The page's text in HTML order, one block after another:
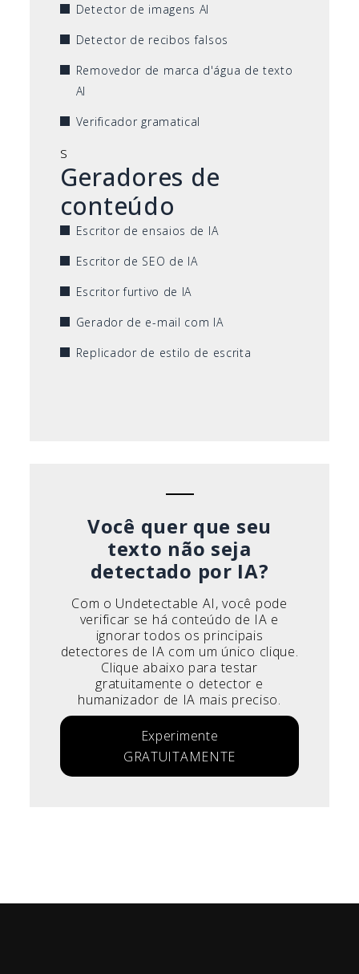
Detector de imagens AI
Detector de recibos falsos
Removedor de marca d'água de texto
AI
Verificador gramatical
s
Geradores de
conteúdo
Escritor de ensaios de IA
Escritor de SEO de IA
Escritor furtivo de IA
Gerador de e-mail com IA
Replicador de estilo de escrita
Você quer que seu
texto não seja
detectado por IA?
Com o Undetectable AI, você pode
verificar se há conteúdo de IA e
ignorar todos os principais
detectores de IA com um único clique.
Clique abaixo para testar
gratuitamente o detector e
humanizador de IA mais preciso.
Experimente
GRATUITAMENTE